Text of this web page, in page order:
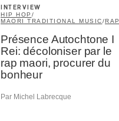
INTERVIEW
HIP HOP /
MAORI TRADITIONAL MUSIC/RAP
Présence Autochtone I
Rei: décoloniser par le
rap maori, procurer du
bonheur
Par Michel Labrecque